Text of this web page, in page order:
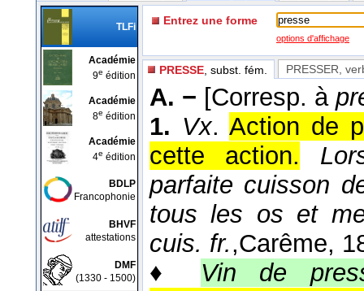
TLFi
Académie
9e édition
Académie
8e édition
Académie
4e édition
BDLP
Francophonie
BHVF
attestations
DMF
(1330 - 1500)
Entrez une forme
options d'affichage
PRESSE , subst. fém. PRESSER ,
A. − [Corresp. à
1. Vx. Action de
cette action.
parfaite cuisson
tous les os et
cuis. fr.,Carême,
♦ Vin de